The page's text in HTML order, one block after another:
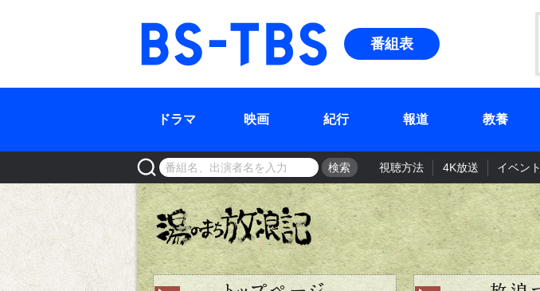
BS-TBS
番組表
ドラマ 映画 紀行 報道 教養
検索 視聴方法 4K放送 イベント